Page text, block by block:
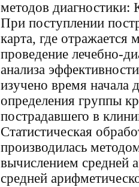
методов
При поступлении
карта, где
проведение лечебно-
анализа
изучено время начала
определения группы
пострадавшего в
Статистическая
производилась
вычислением
средней